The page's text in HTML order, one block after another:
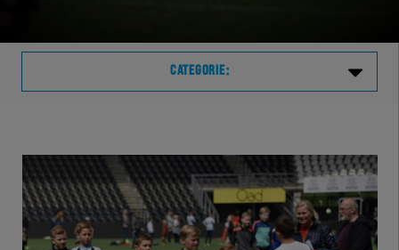
CATEGORIE:
VVVHER
TELHER